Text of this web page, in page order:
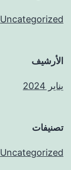
Uncategorized
الأرشيف
يناير 2024
تصنيفات
Uncategorized